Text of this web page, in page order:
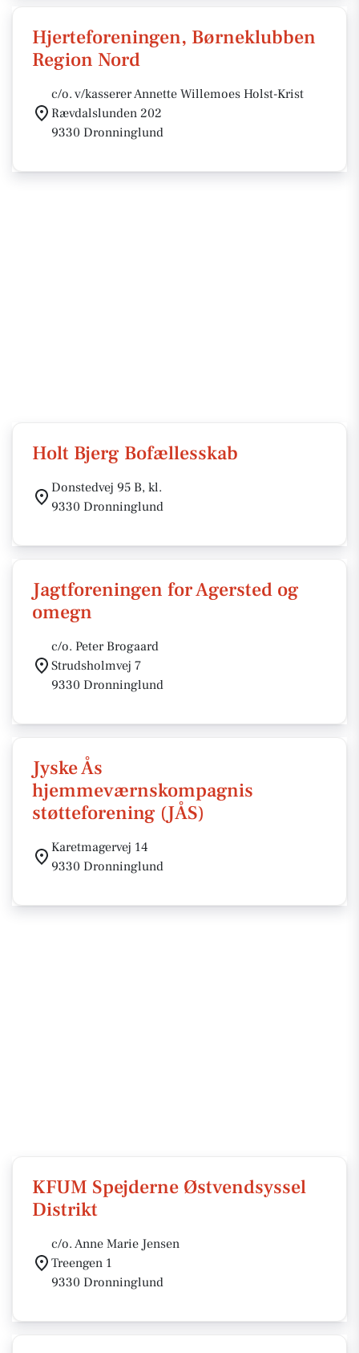
Hjerteforeningen, Børneklubben
Region Nord
c/o. v/kasserer Annette Willemoes Holst-Krist
Rævdalslunden 202
9330 Dronninglund
Holt Bjerg Bofællesskab
Donstedvej 95 B, kl.
9330 Dronninglund
Jagtforeningen for Agersted og
omegn
c/o. Peter Brogaard
Strudsholmvej 7
9330 Dronninglund
Jyske Ås
hjemmeværnskompagnis
støtteforening (JÅS)
Karetmagervej 14
9330 Dronninglund
KFUM Spejderne Østvendsyssel
Distrikt
c/o. Anne Marie Jensen
Treengen 1
9330 Dronninglund